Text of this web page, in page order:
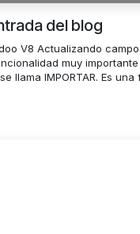
del blog
V8 Actualizando
muy
llama IMPORTAR. Es